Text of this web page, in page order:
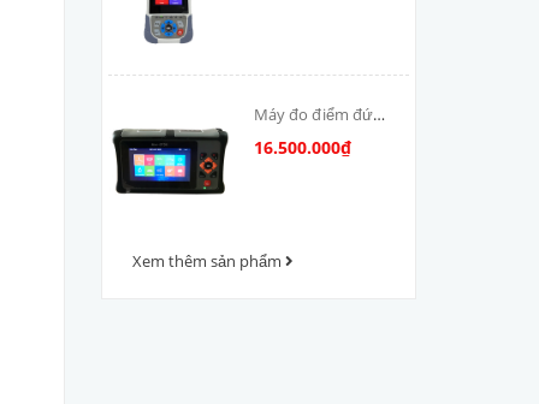
Máy đo điểm đứt
cáp quang OTDR
16.500.000₫
Xem thêm sản phẩm